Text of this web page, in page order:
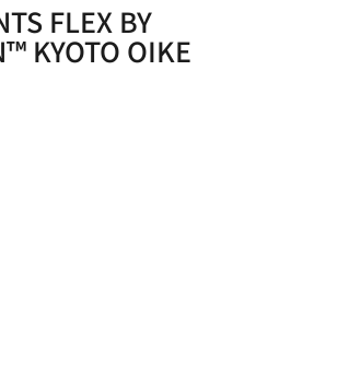
FLEX BY
KYOTO OIKE